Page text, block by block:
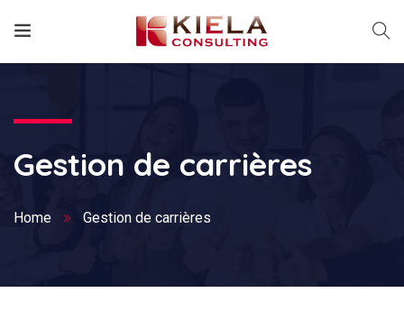
Gestion de carrières
Home Gestion de carrières